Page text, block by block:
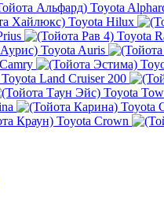
Toyota
Toyota Hilux
Toyota
Toyota Auris
Toyota Land Cruiser 200
Toyota
Toyota
Toyota Crown